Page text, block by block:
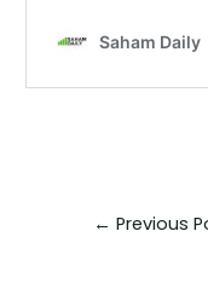
← Previous